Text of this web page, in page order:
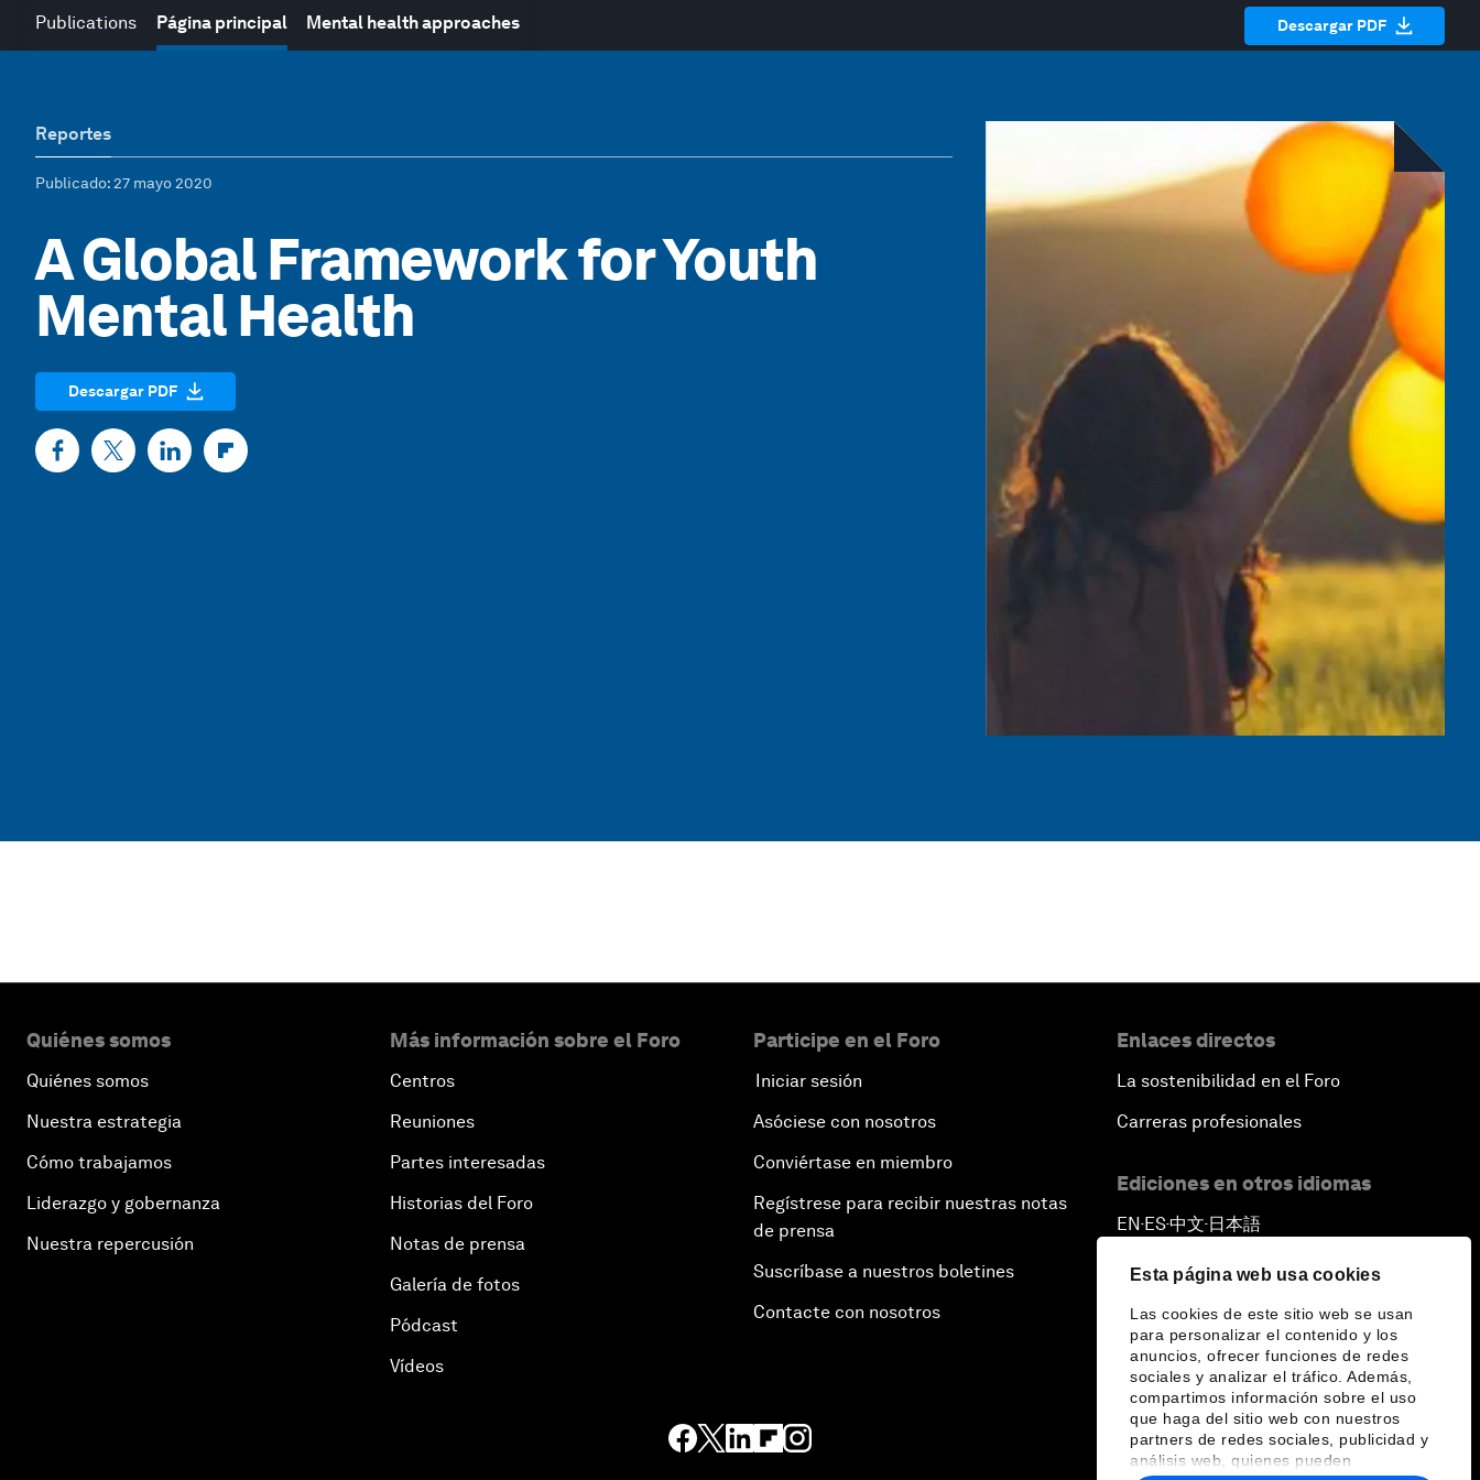
Esta página web usa cookies
Las cookies de este sitio web se usan
para personalizar el contenido y los
anuncios, ofrecer funciones de redes
sociales y analizar el tráfico. Además,
compartimos información sobre el uso
que haga del sitio web con nuestros
partners de redes sociales, publicidad y
análisis web, quienes pueden
Publications Página principal Mental health approaches Descargar PDF
Reportes
Publicado: 27 mayo 2020
A Global Framework for Youth
Mental Health
Descargar PDF
Quiénes somos
Quiénes somos
Nuestra estrategia
Cómo trabajamos
Liderazgo y gobernanza
Nuestra repercusión
Más información sobre el Foro
Centros
Reuniones
Partes interesadas
Historias del Foro
Notas de prensa
Galería de fotos
Pódcast
Vídeos
Participe en el Foro
Iniciar sesión
Asóciese con nosotros
Conviértase en miembro
Regístrese para recibir nuestras notas
de prensa
Suscríbase a nuestros boletines
Contacte con nosotros
Enlaces directos
La sostenibilidad en el Foro
Carreras profesionales
Ediciones en otros idiomas
EN ▪ ES▪中文▪ 日本語